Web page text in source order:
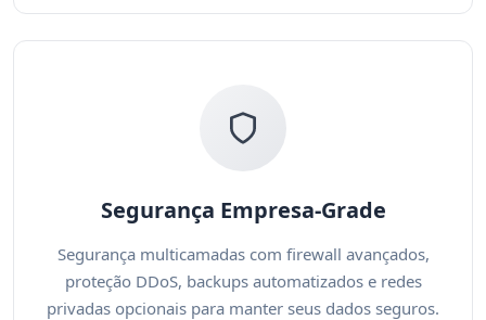
Segurança Empresa-Grade
Segurança multicamadas com firewall avançados,
proteção DDoS, backups automatizados e redes
privadas opcionais para manter seus dados seguros.